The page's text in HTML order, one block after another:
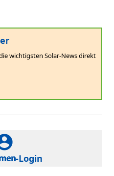
wichtigsten Solar-News direkt
-Login